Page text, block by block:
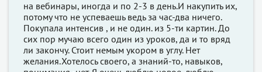
на вебинары, иногда и по 2-3 в день.И накупить их,
потому что не успеваешь ведь за час-два ничего.
Покупала интенсив , и не один. из 5-ти картин. До
сих пор мучаю всего один из уроков, да и то вряд
ли закончу. Стоит немым укором в углу. Нет
желания.Хотелось своего, а знаний-то, навыков,